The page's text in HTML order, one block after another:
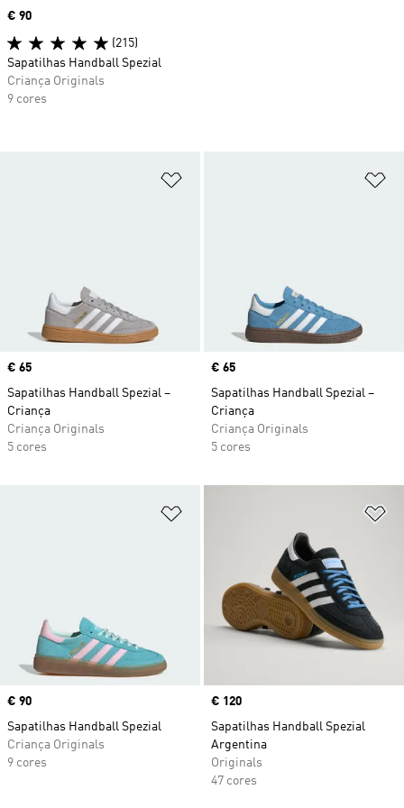
Price
€ 65
Sapatilhas Handball Spezial –
Criança
Criança Originals
5 cores
Price
€ 65
Sapatilhas Handball Spezial –
Criança
Criança Originals
5 cores
Adicionar à Lista de Desejos
Price
€ 90
Sapatilhas Handball Spezial
Criança Originals
9 cores
Price
€ 120
Sapatilhas Handball Spezial
Argentina
Originals
47 cores
Price
€ 90
(215)
Sapatilhas Handball Spezial
Criança Originals
9 cores